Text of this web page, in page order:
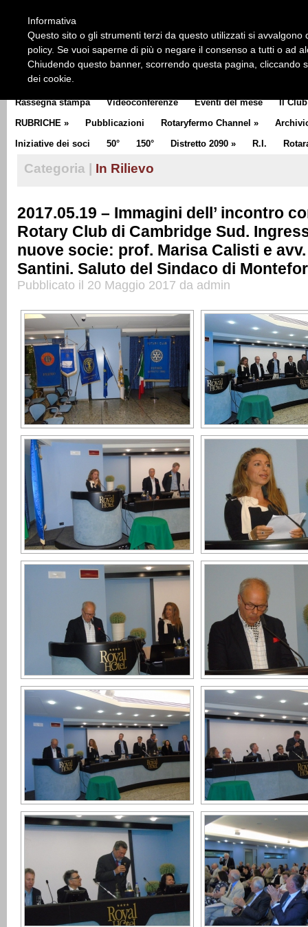
CLUB COMMUNICATOR
Rassegna stampa Videoconferenze Eventi del mese Il Club
RUBRICHE » Pubblicazioni Rotaryfermo Channel »
Iniziative dei soci
50° 150° Distretto 2090 » R.I.
Categoria | In Rilievo
2017.05.19 – Immagini dell’ incontro
Rotary Club di Cambridge Sud.
nuove socie: prof. Marisa Calisti e
Santini. Saluto del Sindaco di
Pubblicato il 20 Maggio 2017 da admin
Informativa
Questo sito o gli strumenti terzi da questo utilizzati si
policy. Se vuoi saperne di più o negare il consenso a tutti o ad
Chiudendo questo banner, scorrendo questa pagina, cliccando
dei cookie.